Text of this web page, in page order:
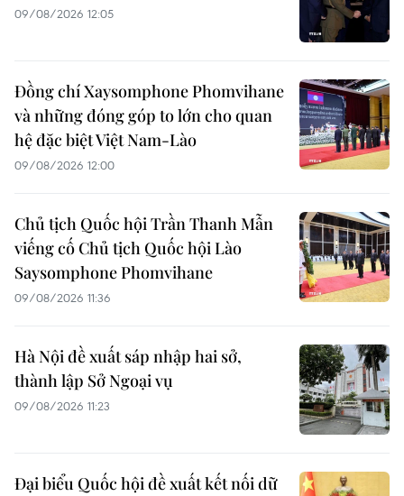
09/08/2026 12:05
Đồng chí Xaysomphone Phomvihane
và những đóng góp to lớn cho quan
hệ đặc biệt Việt Nam-Lào
09/08/2026 12:00
Chủ tịch Quốc hội Trần Thanh Mẫn
viếng cố Chủ tịch Quốc hội Lào
Saysomphone Phomvihane
09/08/2026 11:36
Hà Nội đề xuất sáp nhập hai sở,
thành lập Sở Ngoại vụ
09/08/2026 11:23
Đại biểu Quốc hội đề xuất kết nối dữ